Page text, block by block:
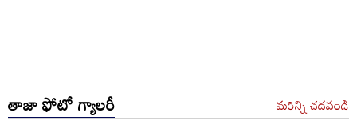
తాజా ఫోటో గ్యాలరీ మరిన్ని చదవండి